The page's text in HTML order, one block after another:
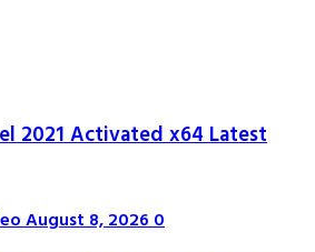
2021 Activated x64 Latest
August 8, 20260